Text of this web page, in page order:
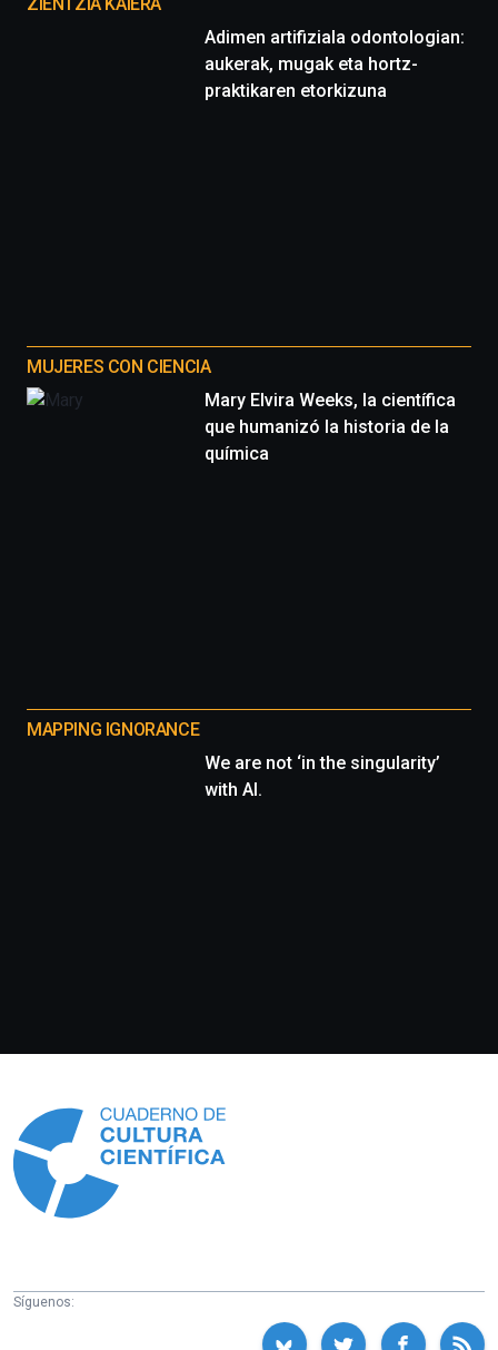
Adimen artifiziala odontologian:
aukerak, mugak eta hortz-
praktikaren etorkizuna
MUJERES CON CIENCIA
Mary Elvira Weeks, la científica
que humanizó la historia de la
química
MAPPING IGNORANCE
We are not ‘in the singularity’
with AI.
Síguenos: